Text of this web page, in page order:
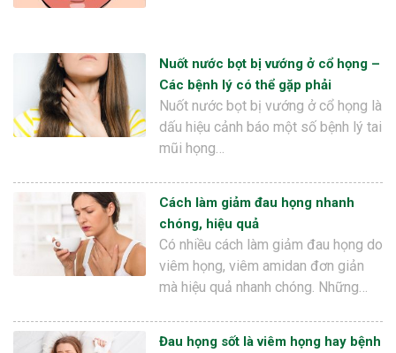
Nuốt nước bọt bị vướng ở cổ họng –
Các bệnh lý có thể gặp phải
Nuốt nước bọt bị vướng ở cổ họng là
dấu hiệu cảnh báo một số bệnh lý tai
mũi họng…
Cách làm giảm đau họng nhanh
chóng, hiệu quả
Có nhiều cách làm giảm đau họng do
viêm họng, viêm amidan đơn giản
mà hiệu quả nhanh chóng. Những…
Đau họng sốt là viêm họng hay bệnh